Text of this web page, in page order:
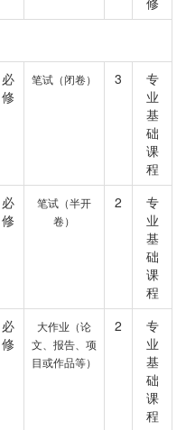
必
修
笔试（闭卷） 3
专
业
基
础
课
程
必
修
笔试（半开
卷）
2
专
业
基
础
课
程
必
修
大作业（论
文、报告、项
目或作品等）
2
专
业
基
础
课
程